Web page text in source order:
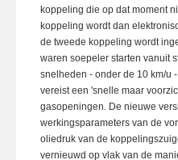
koppeling die op dat moment
koppeling wordt dan
de tweede koppeling wordt
waren soepeler starten vanuit
snelheden - onder de 10 km/u
vereist een 'snelle maar
gasopeningen. De nieuwe
werkingsparameters van de
oliedruk van de
vernieuwd op vlak van de